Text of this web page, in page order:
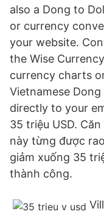
also a Dong to
or currency
your website.
the Wise
currency charts
Vietnamese
directly to your
35 triệu USD.
này từng được
giảm xuống 35
thành công.